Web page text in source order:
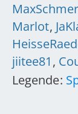
Marlot
jiitee81
Legende